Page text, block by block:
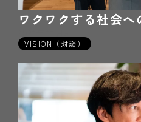
ワクワクする社会へ
VISION（対談）